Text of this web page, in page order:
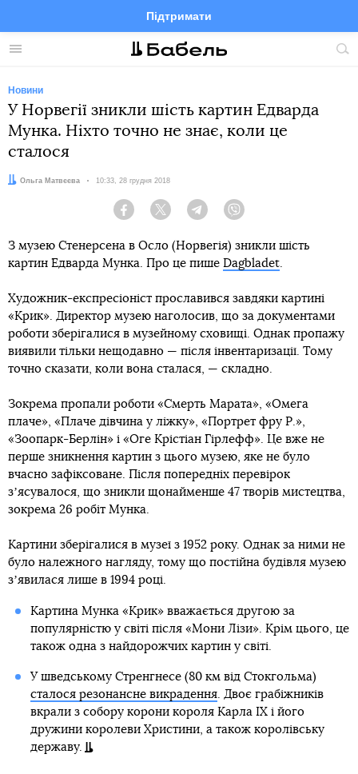
Меню
Підтримати
FacebookTelegramTwitter
Новини
У Норвегії зникли шість картин Едварда
Мунка. Ніхто точно не знає, коли це
сталося
Автор:
Ольга Матвєєва Дата:
10:33, 28 грудня 2018
Facebook Twitter Telegram
З музею Стенерсена в Осло (Норвегія) зникли шість
картин Едварда Мунка. Про це пише Dagbladet.
Художник-експресіоніст прославився завдяки картині
«Крик». Директор музею наголосив, що за документами
роботи зберігалися в музейному сховищі. Однак пропажу
виявили тільки нещодавно — після інвентаризації. Тому
точно сказати, коли вона сталася, — складно.
Зокрема пропали роботи «Смерть Марата», «Омега
плаче», «Плаче дівчина у ліжку», «Портрет фру Р.»,
«Зоопарк-Берлін» і «Оге Крістіан Гірлефф». Це вже не
перше зникнення картин з цього музею, яке не було
вчасно зафіксоване. Після попередніх перевірок
зʼясувалося, що зникли щонайменше 47 творів мистецтва,
зокрема 26 робіт Мунка.
Картини зберігалися в музеї з 1952 року. Однак за ними не
було належного нагляду, тому що постійна будівля музею
зʼявилася лише в 1994 році.
Картина Мунка «Крик» вважається другою за
популярністю у світі після «Мони Лізи». Крім цього, це
також одна з найдорожчих картин у світі.
У шведському Стренгнесе (80 км від Стокгольма)
сталося резонансне викрадення. Двоє грабіжників
вкрали з собору корони короля Карла IX і його
дружини королеви Христини, а також королівську
державу.